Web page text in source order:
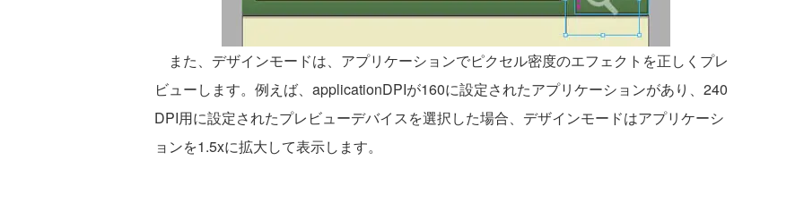
また、デザインモードは、アプリケーションでピクセル密度のエフェクトを正しくプレ
ビューします。例えば、applicationDPIが160に設定されたアプリケーションがあり、240
DPI用に設定されたプレビューデバイスを選択した場合、デザインモードはアプリケーシ
ョンを1.5xに拡大して表示します。